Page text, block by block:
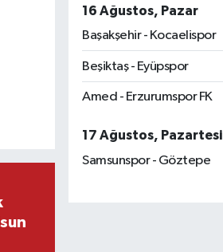
16 Ağustos, Pazar
Başakşehir - Kocaelispor
Beşiktaş - Eyüpspor
Amed - Erzurumspor FK
17 Ağustos, Pazartesi
Samsunspor - Göztepe